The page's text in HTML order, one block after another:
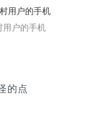
用户的手机
的点